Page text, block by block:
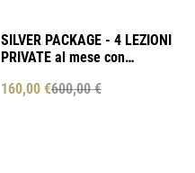
%
SILVER PACKAGE - 4 LEZIONI
PRIVATE al mese con
160,00 €600,00 €